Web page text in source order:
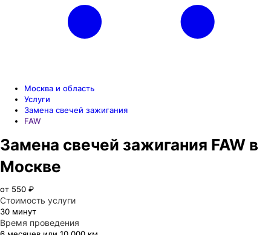
Москва и область
Услуги
Замена свечей зажигания
FAW
Замена свечей зажигания FAW в
Москве
от 550 ₽
Стоимость услуги
30 минут
Время проведения